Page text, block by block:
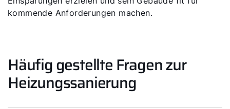
kommende Anforderungen machen.
Häufig gestellte Fragen zur
Heizungssanierung